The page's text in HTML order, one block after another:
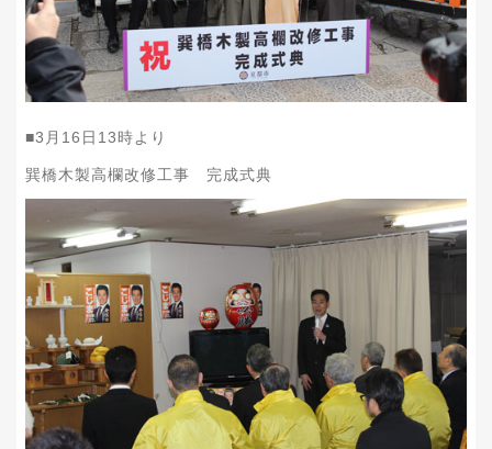
■3 月 16 日 13時より
巽橋木製高欄改修工事 完成式典